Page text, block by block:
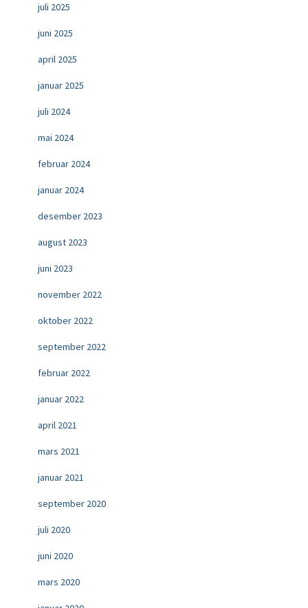
juli 2025
juni 2025
april 2025
januar 2025
juli 2024
mai 2024
februar 2024
januar 2024
desember 2023
august 2023
juni 2023
november 2022
oktober 2022
september 2022
februar 2022
januar 2022
april 2021
mars 2021
januar 2021
september 2020
juli 2020
juni 2020
mars 2020